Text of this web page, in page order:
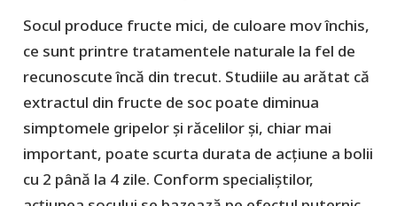
Socul produce fructe mici, de culoare mov închis,
ce sunt printre tratamentele naturale la fel de
recunoscute încă din trecut. Studiile au arătat că
extractul din fructe de soc poate diminua
simptomele gripelor și răcelilor și, chiar mai
important, poate scurta durata de acțiune a bolii
cu 2 până la 4 zile. Conform specialiștilor,